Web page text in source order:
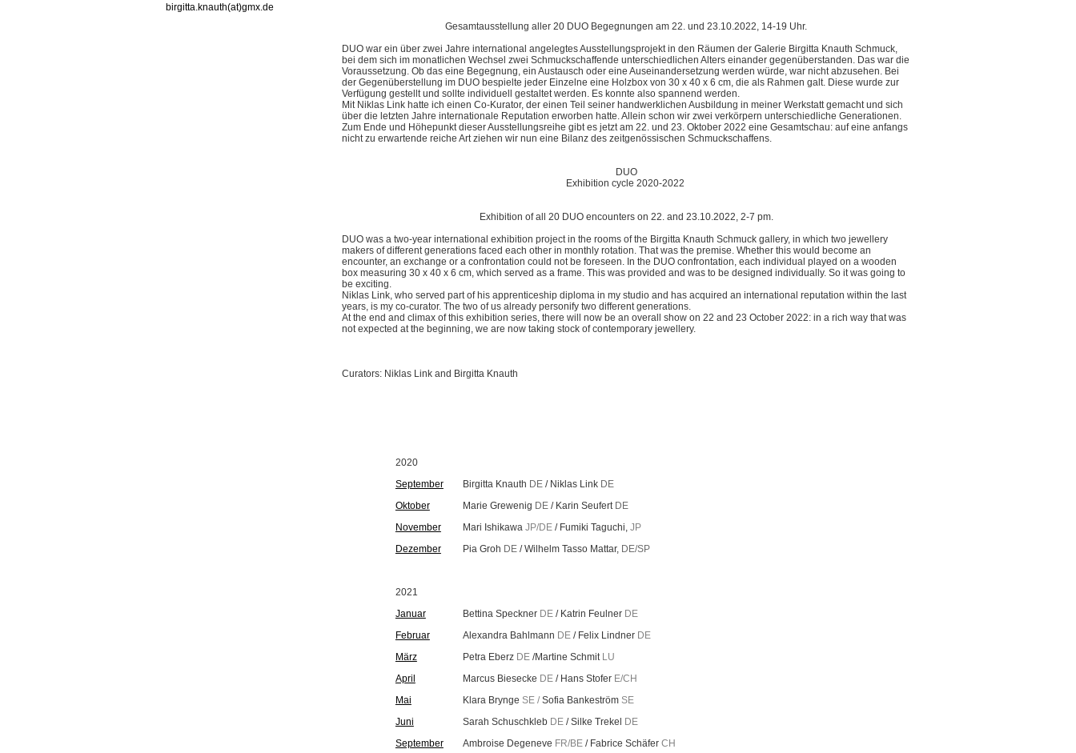
Gesamtausstellung aller 20 DUO Begegnungen am 22. und 23.10.2022, 14-19 Uhr.
DUO war ein über zwei Jahre international angelegtes Ausstellungsprojekt in den Räumen der Galerie Birgitta Knauth Schmuck,
bei dem sich im monatlichen Wechsel zwei Schmuckschaffende unterschiedlichen Alters einander gegenüberstanden. Das war die
Voraussetzung. Ob das eine Begegnung, ein Austausch oder eine Auseinandersetzung werden würde, war nicht abzusehen. Bei
der Gegenüberstellung im DUO bespielte jeder Einzelne eine Holzbox von 30 x 40 x 6 cm, die als Rahmen galt. Diese wurde zur
Verfügung gestellt und sollte individuell gestaltet werden. Es konnte also spannend werden.
Mit Niklas Link hatte ich einen Co-Kurator, der einen Teil seiner handwerklichen Ausbildung in meiner Werkstatt gemacht und sich
über die letzten Jahre internationale Reputation erworben hatte. Allein schon wir zwei verkörpern unterschiedliche Generationen.
Zum Ende und Höhepunkt dieser Ausstellungsreihe gibt es jetzt am 22. und 23. Oktober 2022 eine Gesamtschau: auf eine anfangs
nicht zu erwartende reiche Art ziehen wir nun eine Bilanz des zeitgenössischen Schmuckschaffens.
DUO
Exhibition cycle 2020-2022
Exhibition of all 20 DUO encounters on 22. and 23.10.2022, 2-7 pm.
DUO was a two-year international exhibition project in the rooms of the Birgitta Knauth Schmuck gallery, in which two jewellery
makers of different generations faced each other in monthly rotation. That was the premise. Whether this would become an
encounter, an exchange or a confrontation could not be foreseen. In the DUO confrontation, each individual played on a wooden
box measuring 30 x 40 x 6 cm, which served as a frame. This was provided and was to be designed individually. So it was going to
be exciting.
Niklas Link, who served part of his apprenticeship diploma in my studio and has acquired an international reputation within the last
years, is my co-curator. The two of us already personify two different generations.
At the end and climax of this exhibition series, there will now be an overall show on 22 and 23 October 2022: in a rich way that was
not expected at the beginning, we are now taking stock of contemporary jewellery.
Curators: Niklas Link and Birgitta Knauth
2020
September
Birgitta Knauth DE/ Niklas Link DE
Oktober
Marie Grewenig DE/ Karin Seufert DE
November
Mari Ishikawa JP/DE/ Fumiki Taguchi, JP
Dezember
Pia Groh DE/ Wilhelm Tasso Mattar, DE/SP
2021
Januar
Bettina Speckner DE/ Katrin Feulner DE
Februar
Alexandra Bahlmann DE/ Felix Lindner DE
März
Petra Eberz DE/Martine Schmit LU
April
Marcus Biesecke DE/ Hans Stofer E/CH
Mai
Klara Brynge SE /Sofia Bankeström SE
Juni
Sarah Schuschkleb DE/ Silke Trekel
DE
September
Ambroise Degeneve FR/BE/ Fabrice Schäfer CH
birgitta.knauth(at)gmx.de